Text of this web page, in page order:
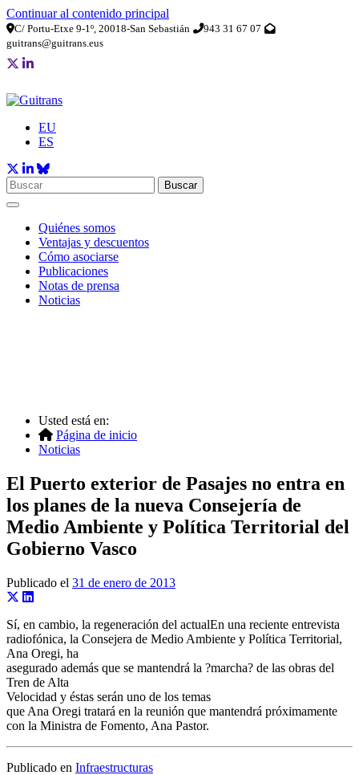
Continuar al contenido principal
C/ Portu-Etxe 9-1º, 20018-San Sebastián
943 31 67 07
guitrans@guitrans.eus
EU
ES
Buscar
Quiénes somos
Ventajas y descuentos
Cómo asociarse
Publicaciones
Notas de prensa
Noticias
Usted está en:
Página de inicio
Noticias
El Puerto exterior de Pasajes no entra en
los planes de la nueva Consejería de
Medio Ambiente y Política Territorial del
Gobierno Vasco
Publicado el 31 de enero de 2013
Sí, en cambio, la regeneración del actualEn una reciente entrevista
radiofónica, la Consejera de Medio Ambiente y Política Territorial,
Ana Oregi, ha
asegurado además que se mantendrá la ?marcha? de las obras del
Tren de Alta
Velocidad y éstas serán uno de los temas
que Ana Oregi tratará en la reunión que mantendrá próximamente
con la Ministra de Fomento, Ana Pastor.
Publicado en Infraestructuras